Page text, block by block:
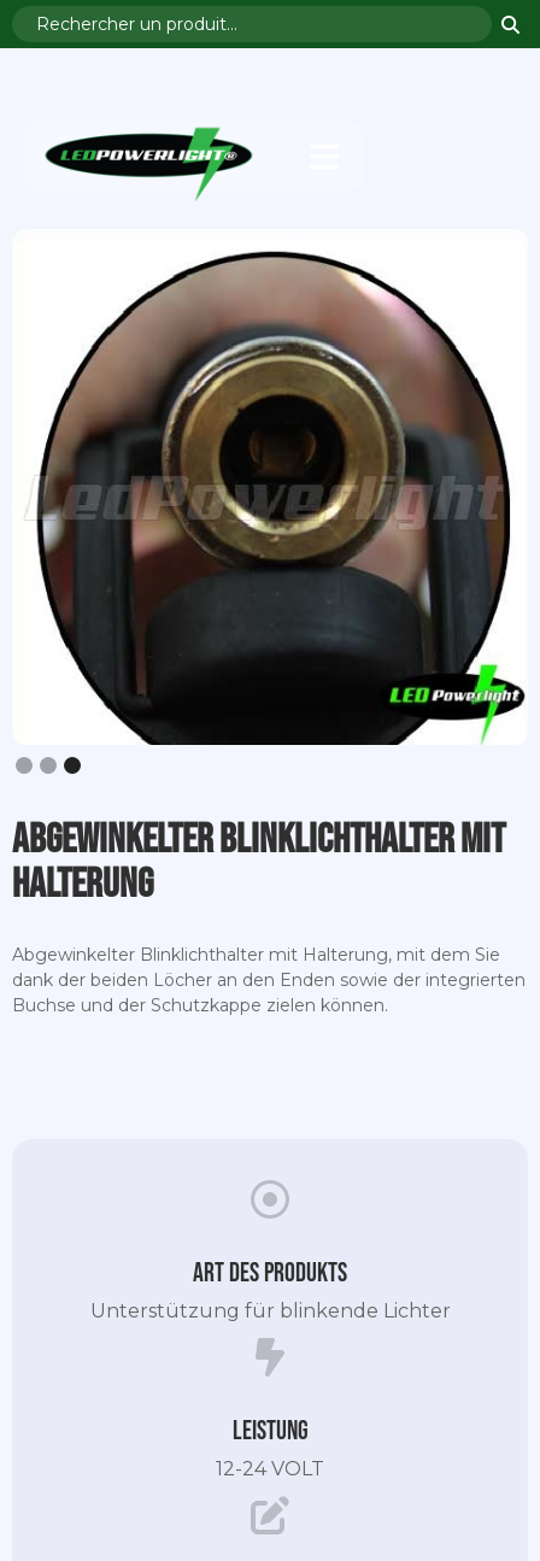
Slide 3 of 3.
Abgewinkelter Blinklichthalter mit
Halterung
Abgewinkelter Blinklichthalter mit Halterung, mit dem Sie
dank der beiden Löcher an den Enden sowie der integrierten
Buchse und der Schutzkappe zielen können.
Art des Produkts
Unterstützung für blinkende Lichter
Leistung
12-24 VOLT